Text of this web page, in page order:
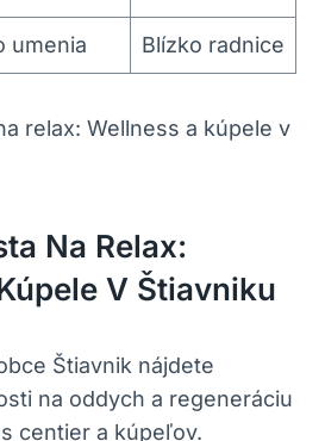
umenia Blízko radnice
Na Relax:
V Štiavniku
Štiavnik nájdete​
na oddych a regeneráciu
centier a kúpeľov.